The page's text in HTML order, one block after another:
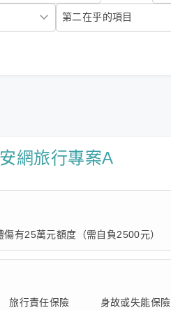
網旅行專案A
有25萬元額度（需自負2500元）
旅行責任保險
身故或失能保險